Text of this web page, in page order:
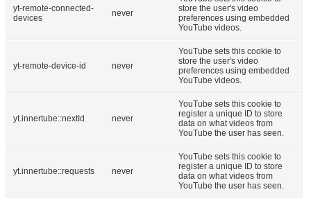
yt-remote-connected-
devices
never
store the user's video
preferences using embedded
YouTube videos.
yt-remote-device-id never
YouTube sets this cookie to
store the user's video
preferences using embedded
YouTube videos.
yt.innertube::nextId never
YouTube sets this cookie to
register a unique ID to store
data on what videos from
YouTube the user has seen.
yt.innertube::requests never
YouTube sets this cookie to
register a unique ID to store
data on what videos from
YouTube the user has seen.